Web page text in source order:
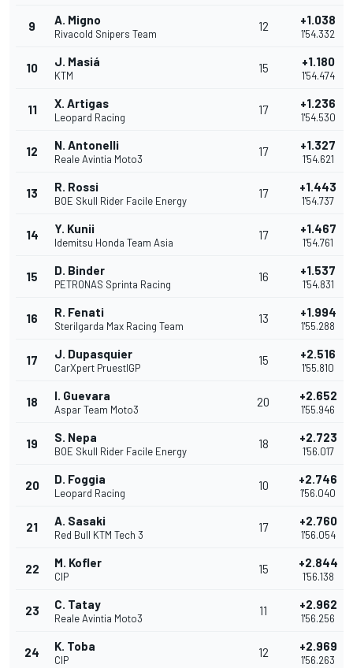
9 A. Migno
Rivacold Snipers Team
12 +1.038
1'54.332
10 J. Masiá
KTM
15 +1.180
1'54.474
11 X. Artigas
Leopard Racing
17 +1.236
1'54.530
12 N. Antonelli
Reale Avintia Moto3
17 +1.327
1'54.621
13 R. Rossi
BOE Skull Rider Facile Energy
17 +1.443
1'54.737
14 Y. Kunii
Idemitsu Honda Team Asia
17 +1.467
1'54.761
15 D. Binder
PETRONAS Sprinta Racing
16 +1.537
1'54.831
16 R. Fenati
Sterilgarda Max Racing Team
13 +1.994
1'55.288
17 J. Dupasquier
CarXpert PruestlGP
15 +2.516
1'55.810
18 I. Guevara
Aspar Team Moto3
20 +2.652
1'55.946
19 S. Nepa
BOE Skull Rider Facile Energy
18 +2.723
1'56.017
20 D. Foggia
Leopard Racing
10 +2.746
1'56.040
21 A. Sasaki
Red Bull KTM Tech 3
17 +2.760
1'56.054
22 M. Kofler
CIP
15 +2.844
1'56.138
23 C. Tatay
Reale Avintia Moto3
11 +2.962
1'56.256
24 K. Toba
CIP
12 +2.969
1'56.263